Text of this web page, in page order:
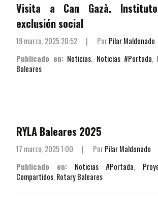
Visita a Can Gazà.
exclusión social
19 marzo, 2025 20:52 | PorPilar Maldonado
Publicado en: Noticias, Noticias #Portada,
Baleares
RYLA Baleares 2025
17 marzo, 2025 1:00 | PorPilar Maldonado
Publicado en:
Noticias #Portada,
Compartidos, Rotary Baleares